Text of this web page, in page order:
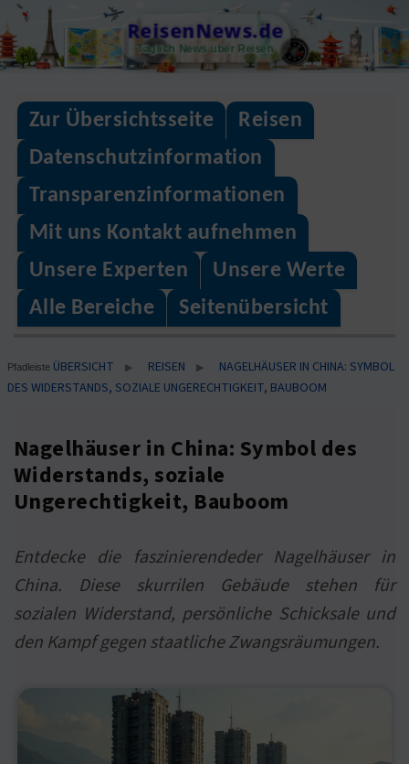
Skip
to
content
ReisenNews.de
Täglich News über Reisen
Zur Übersichtsseite
Reisen
Datenschutzinformation
Transparenzinformationen
Mit uns Kontakt aufnehmen
Unsere Experten
Unsere Werte
Alle Bereiche
Seitenübersicht
Pfadleiste ÜBERSICHT ▶ REISEN ▶
NAGELHÄUSER IN CHINA: SYMBOL
DES WIDERSTANDS, SOZIALE UNGERECHTIGKEIT, BAUBOOM
Nagelhäuser in China: Symbol des
Widerstands, soziale
Ungerechtigkeit, Bauboom
Entdecke die faszinierendeder Nagelhäuser in
China. Diese skurrilen Gebäude stehen für
sozialen Widerstand, persönliche Schicksale und
den Kampf gegen staatliche Zwangsräumungen.